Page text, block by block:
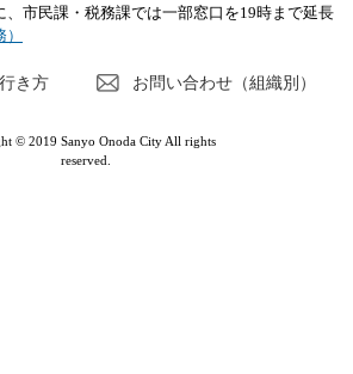
市民課・税務課では一部窓口を19時まで延長
き方 お問い合わせ（組織別）
© 2019 Sanyo Onoda City All rights
reserved.